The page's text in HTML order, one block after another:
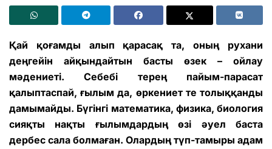
Қай қоғамды алып қарасақ та, оның рухани
деңгейін айқындайтын басты өзек – ойлау
мәдениеті. Себебі терең пайым-парасат
қалыптаспай, ғылым да, өркениет те толыққанды
дамымайды. Бүгінгі математика, физика, биология
сияқты нақты ғылымдардың өзі әуел баста
дербес сала болмаған. Олардың түп-тамыры адам